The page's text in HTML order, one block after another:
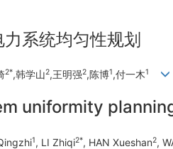
系统均匀性规划
2*,韩学山2,王明强2,陈博1,付一木1
uniformity
1, LI Zhiqi2*, HAN Xueshan2,